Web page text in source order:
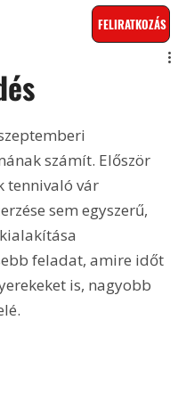
FELIRATKOZÁS
számít. Először
tennivaló vár
sem egyszerű,
feladat, amire időt
is, nagyobb